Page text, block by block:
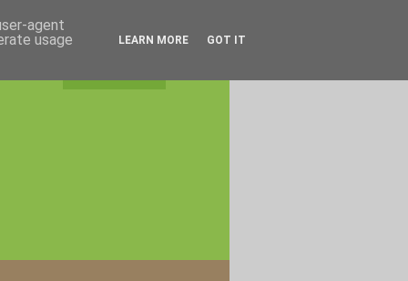
agent
usage
LEARN MORE GOT IT